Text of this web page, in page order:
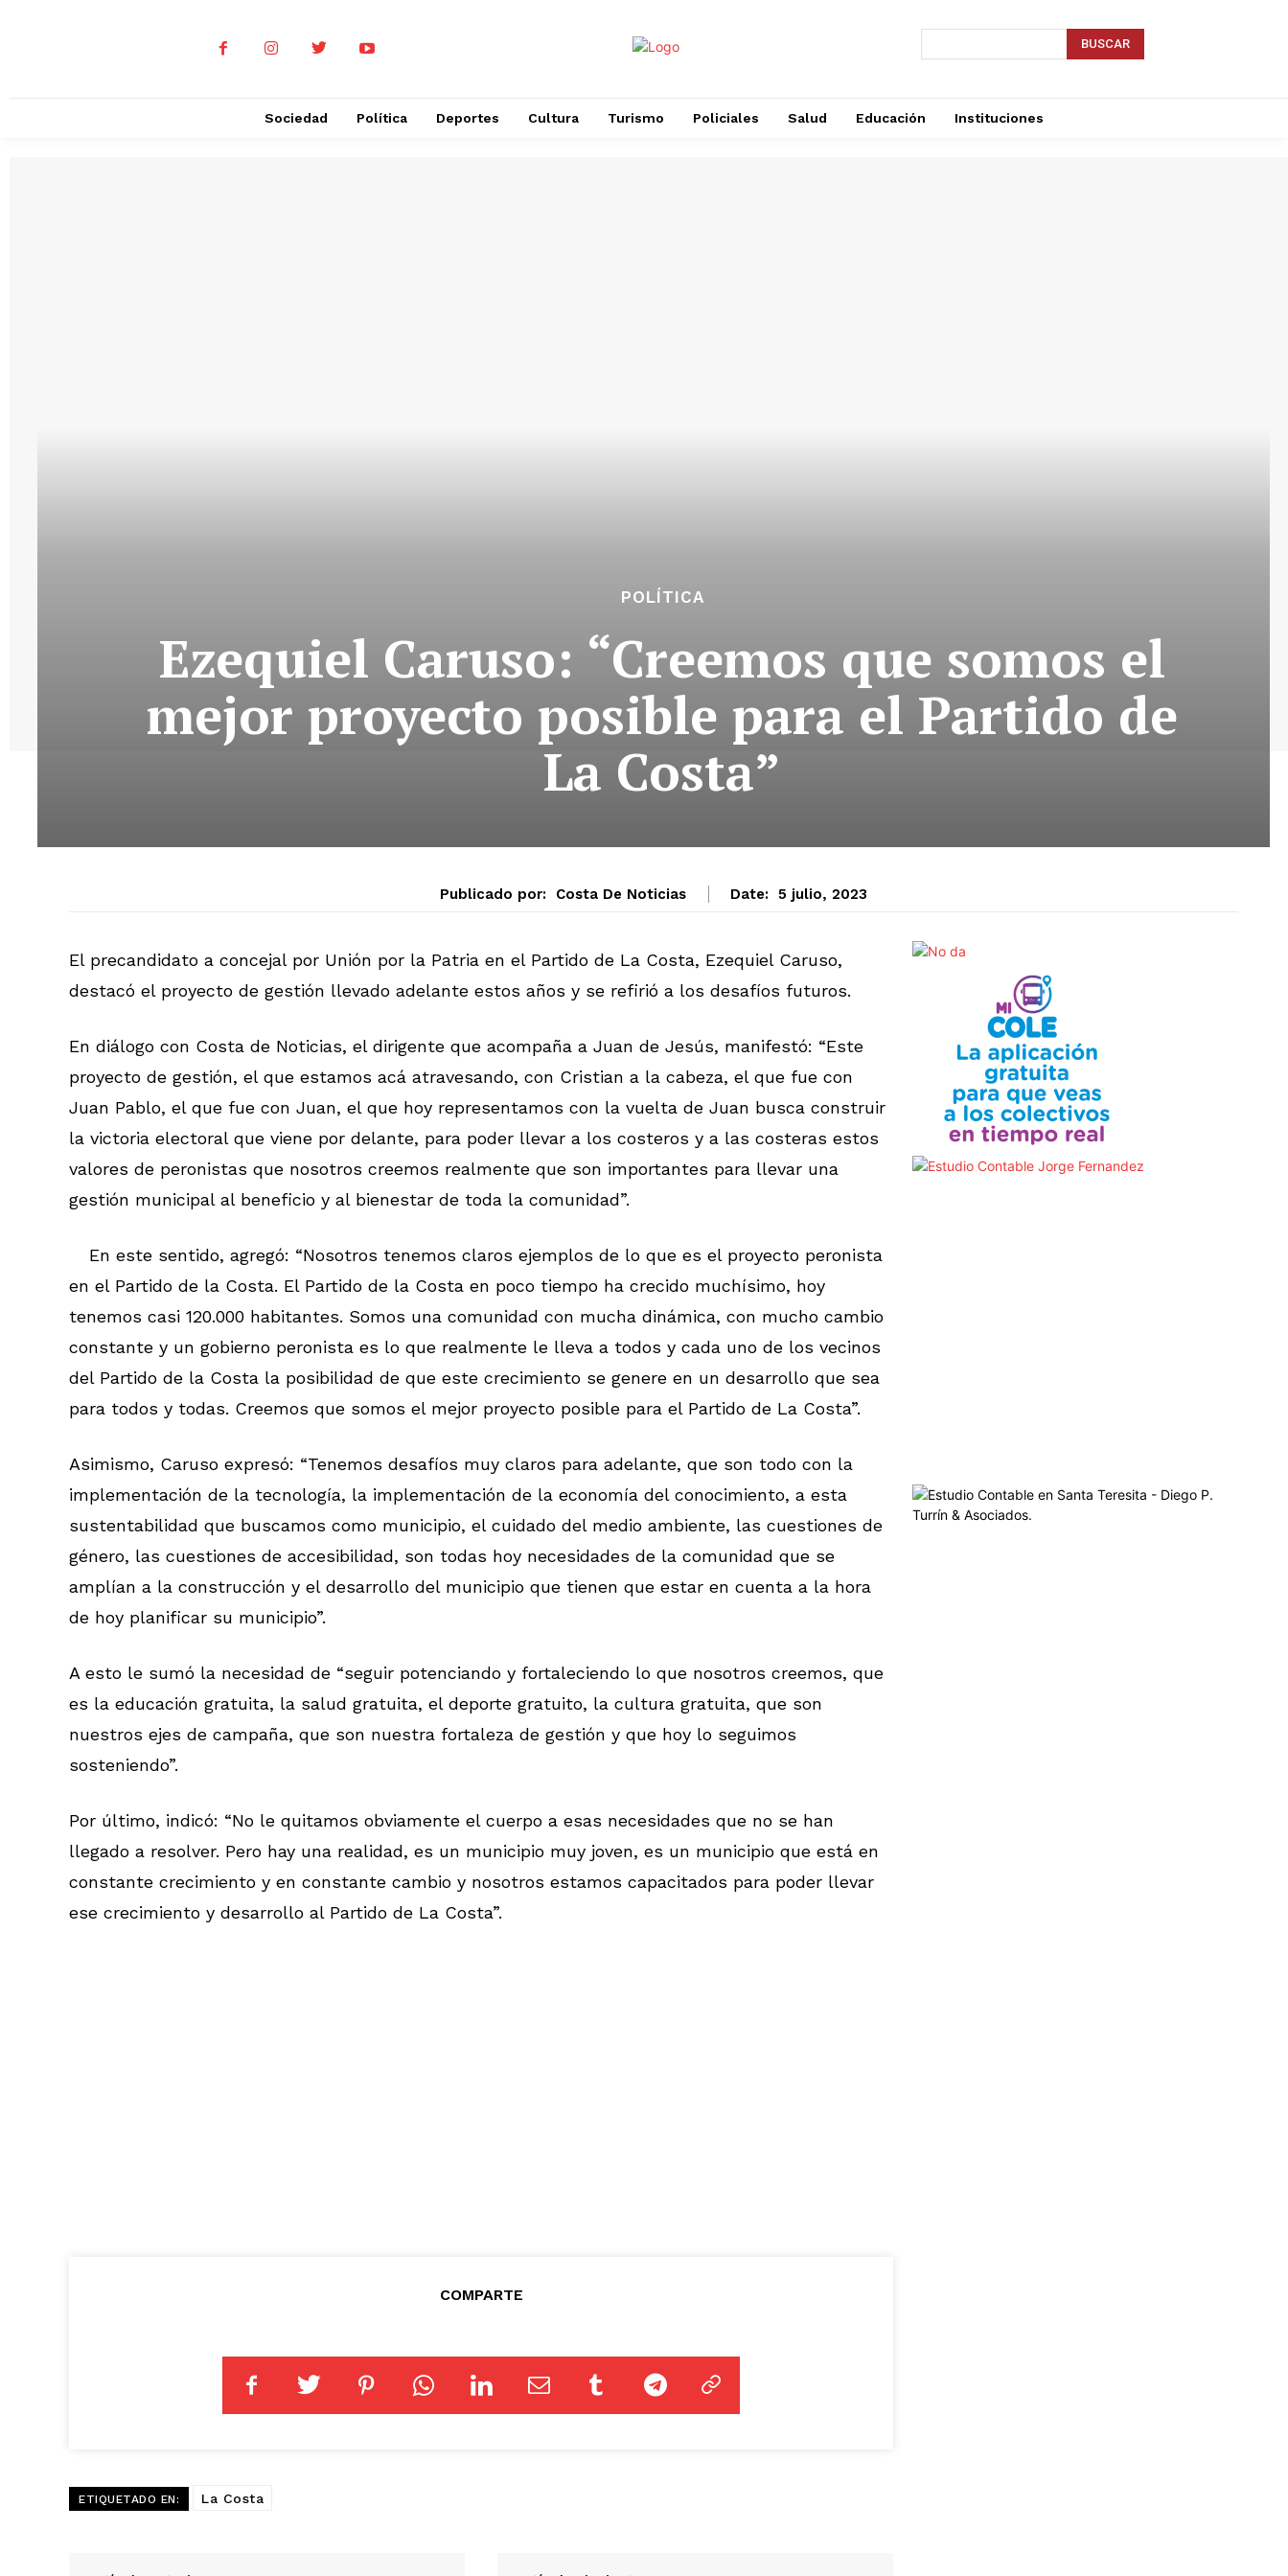
BUSCAR
Sociedad Política Deportes Cultura Turismo Policiales Salud Educación Instituciones
POLÍTICA
Ezequiel Caruso: “Creemos que somos el
mejor proyecto posible para el Partido de
La Costa”
Publicado por: Costa De Noticias Date: 5 julio, 2023
El precandidato a concejal por Unión por la Patria en el Partido de La Costa, Ezequiel Caruso,
destacó el proyecto de gestión llevado adelante estos años y se refirió a los desafíos futuros.
En diálogo con Costa de Noticias, el dirigente que acompaña a Juan de Jesús, manifestó: “Este
proyecto de gestión, el que estamos acá atravesando, con Cristian a la cabeza, el que fue con
Juan Pablo, el que fue con Juan, el que hoy representamos con la vuelta de Juan busca construir
la victoria electoral que viene por delante, para poder llevar a los costeros y a las costeras estos
valores de peronistas que nosotros creemos realmente que son importantes para llevar una
gestión municipal al beneficio y al bienestar de toda la comunidad”.
En este sentido, agregó: “Nosotros tenemos claros ejemplos de lo que es el proyecto peronista
en el Partido de la Costa. El Partido de la Costa en poco tiempo ha crecido muchísimo, hoy
tenemos casi 120.000 habitantes. Somos una comunidad con mucha dinámica, con mucho cambio
constante y un gobierno peronista es lo que realmente le lleva a todos y cada uno de los vecinos
del Partido de la Costa la posibilidad de que este crecimiento se genere en un desarrollo que sea
para todos y todas. Creemos que somos el mejor proyecto posible para el Partido de La Costa”.
Asimismo, Caruso expresó: “Tenemos desafíos muy claros para adelante, que son todo con la
implementación de la tecnología, la implementación de la economía del conocimiento, a esta
sustentabilidad que buscamos como municipio, el cuidado del medio ambiente, las cuestiones de
género, las cuestiones de accesibilidad, son todas hoy necesidades de la comunidad que se
amplían a la construcción y el desarrollo del municipio que tienen que estar en cuenta a la hora
de hoy planificar su municipio”.
A esto le sumó la necesidad de “seguir potenciando y fortaleciendo lo que nosotros creemos, que
es la educación gratuita, la salud gratuita, el deporte gratuito, la cultura gratuita, que son
nuestros ejes de campaña, que son nuestra fortaleza de gestión y que hoy lo seguimos
sosteniendo”.
Por último, indicó: “No le quitamos obviamente el cuerpo a esas necesidades que no se han
llegado a resolver. Pero hay una realidad, es un municipio muy joven, es un municipio que está en
constante crecimiento y en constante cambio y nosotros estamos capacitados para poder llevar
ese crecimiento y desarrollo al Partido de La Costa”.
COMPARTE
ETIQUETADO EN: La Costa